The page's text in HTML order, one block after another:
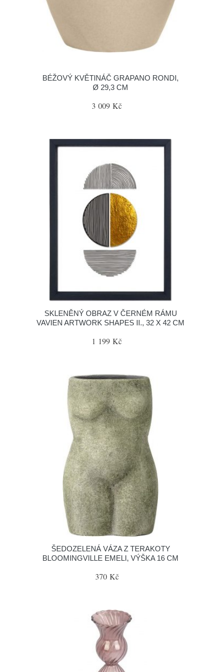
BÉŽOVÝ KVĚTINÁČ GRAPANO RONDI,
Ø 29,3 CM
3 009 Kč
SKLENĚNÝ OBRAZ V ČERNÉM RÁMU
VAVIEN ARTWORK SHAPES II., 32 X 42 CM
1 199 Kč
ŠEDOZELENÁ VÁZA Z TERAKOTY
BLOOMINGVILLE EMELI, VÝŠKA 16 CM
370 Kč